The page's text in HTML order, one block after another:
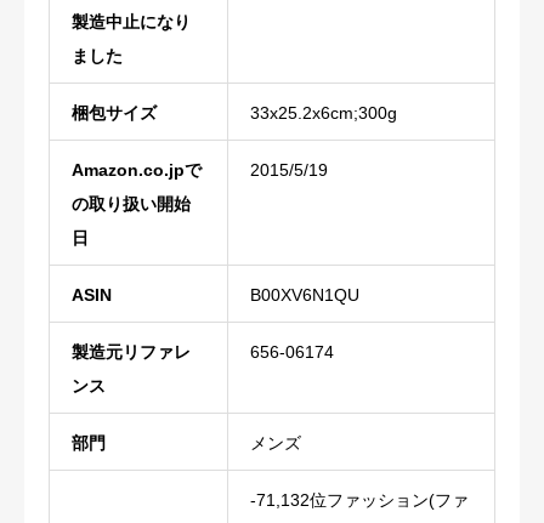
製造中止になり
‎33x25.2x6cm;300g
Amazon.co.jpで
の取り扱い開始
‎2015/5/19
‎B00XV6N1QU
製造元リファレ
‎656-06174
‎メンズ
-71,132位ファッション(ファ